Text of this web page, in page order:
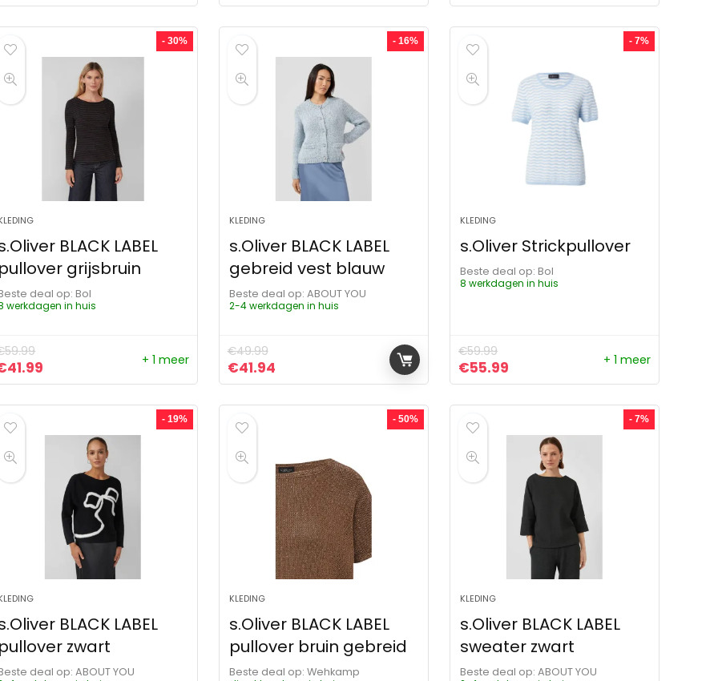
- 30%
BLACK LABEL
grijsbruin
deal op:
Bol
werkdagen in huis
59.99
prijs was: €59.99.
41.99 Huidige prijs is: €41.99.
+ 1 meer
- 16%
KLEDING
s.Oliver BLACK LABEL
gebreid vest blauw
Beste deal op:
ABOUT YOU
2-4 werkdagen in huis
€49.99
Oorspronkelijke prijs was: €49.99.
€41.94Huidige prijs is: €41.94.
- 7%
KLEDING
s.Oliver Strickpullover
Beste deal op:
Bol
8 werkdagen in huis
€59.99
Oorspronkelijke prijs was: €59.99.
€55.99 Huidige prijs is: €55.99.
+ 1 meer
- 19%
BLACK LABEL
zwart
deal op:
ABOUT YOU
- 50%
KLEDING
s.Oliver BLACK LABEL
pullover bruin gebreid
Beste deal op:
Wehkamp
- 7%
KLEDING
s.Oliver BLACK LABEL
sweater zwart
Beste deal op:
ABOUT YOU